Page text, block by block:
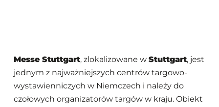
Messe Stuttgart, zlokalizowane w Stuttgart, jest
jednym z najważniejszych centrów targowo-
wystawienniczych w Niemczech i należy do
czołowych organizatorów targów w kraju. Obiekt